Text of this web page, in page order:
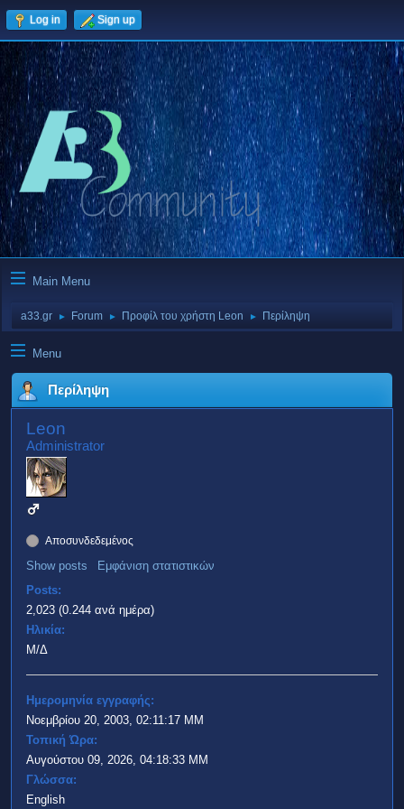
Log in Sign up
Main Menu
a33.gr ► Forum ► Προφίλ του χρήστη Leon ► Περίληψη
Menu
Περίληψη
Leon
Administrator
Αποσυνδεδεμένος
Show posts
Εμφάνιση στατιστικών
Posts:
2,023 (0.244 ανά ημέρα)
Ηλικία:
Μ/Δ
Ημερομηνία εγγραφής:
Νοεμβρίου 20, 2003, 02:11:17 ΜΜ
Τοπική Ώρα:
Αυγούστου 09, 2026, 04:18:33 ΜΜ
Γλώσσα:
English